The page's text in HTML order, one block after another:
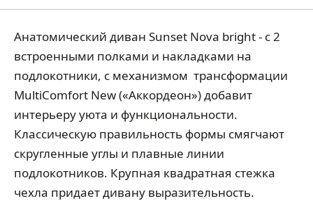
Анатомический диван Sunset Nova bright - с 2
встроенными полками и накладками на
подлокотники, с механизмом трансформации
MultiComfort New («Аккордеон») добавит
интерьеру уюта и функциональности.
Классическую правильность формы смягчают
скругленные углы и плавные линии
подлокотников. Крупная квадратная стежка
чехла придает дивану выразительность.